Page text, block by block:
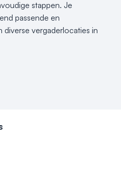
stappen. Je
passende en
diverse vergaderlocaties in